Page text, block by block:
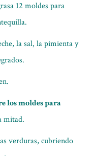
12 moldes para
la sal, la pimienta y
los moldes para
mitad.
verduras, cubriendo